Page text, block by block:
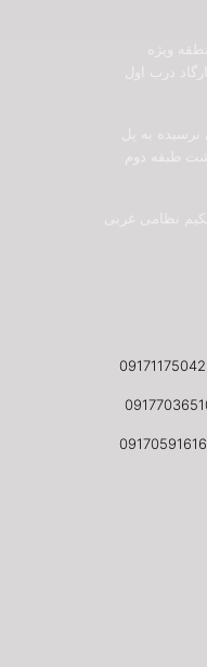
ویژه
درب اول
نرسیده به پل
طبقه دوم
حکیم نظامی غربی